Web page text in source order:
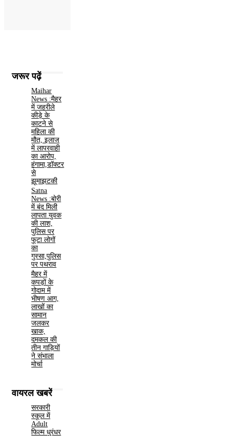
जरूर पढ़ें
Maihar
News :मैहर
में जहरीले
कीड़े के
काटने से
महिला की
मौत, इलाज
में लापरवाही
का आरोप,
हंगामा,डॉक्टर
से
झूमाझटकी
Satna
News :बोरी
में बंद मिली
लापता युवक
की लाश,
पुलिस पर
फूटा लोगों
का
गुस्सा,पुलिस
पर पथराव
मैहर में
कपड़ों के
गोदाम में
भीषण आग,
लाखों का
सामान
जलकर
खाक,
दमकल की
तीन गाड़ियों
ने संभाला
मोर्चा
वायरल खबरें
सरकारी
स्कूल में
Adult
फिल्म धुरंधर